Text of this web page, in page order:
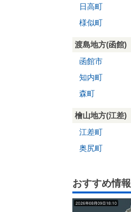
日高町
様似町
渡島地方(函館)
函館市
知内町
森町
檜山地方(江差)
江差町
奥尻町
おすすめ情報